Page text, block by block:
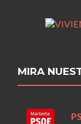
MIRA